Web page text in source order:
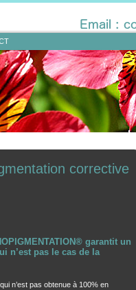
corrective
garantit un
n’est pas le cas de la
n’est pas obtenue à 100% en